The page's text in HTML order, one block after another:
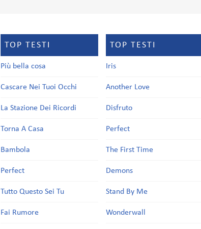
TOP TESTI
Più bella cosa
Cascare Nei Tuoi Occhi
La Stazione Dei Ricordi
Torna A Casa
Bambola
Perfect
Tutto Questo Sei Tu
Fai Rumore
TOP TESTI
Iris
Another Love
Disfruto
Perfect
The First Time
Demons
Stand By Me
Wonderwall